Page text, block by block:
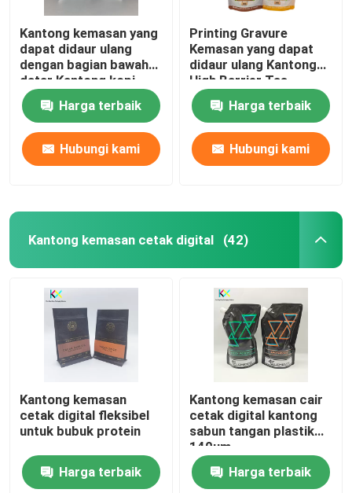
Kantong kemasan yang
dapat didaur ulang
dengan bagian bawah
datar Kantong kopi
berdiri dengan katup
Harga terbaik
Hubungi kami
Printing Gravure
Kemasan yang dapat
didaur ulang Kantong
High Barrier Tas
Disesuaikan
Harga terbaik
Hubungi kami
Kantong kemasan cetak digital (42)
Kantong kemasan
cetak digital fleksibel
untuk bubuk protein
Harga terbaik
Kantong kemasan cair
cetak digital kantong
sabun tangan plastik
140um
Harga terbaik